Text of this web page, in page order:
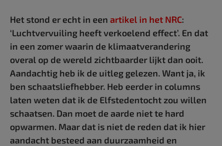
Het stond er echt in een artikel in het NRC:
‘Luchtvervuiling heeft verkoelend effect’. En dat
in een zomer waarin de klimaatverandering
overal op de wereld zichtbaarder lijkt dan ooit.
Aandachtig heb ik de uitleg gelezen. Want ja, ik
ben schaatsliefhebber. Heb eerder in columns
laten weten dat ik de Elfstedentocht zou willen
schaatsen. Dan moet de aarde niet te hard
opwarmen. Maar dat is niet de reden dat ik hier
aandacht besteed aan duurzaamheid en